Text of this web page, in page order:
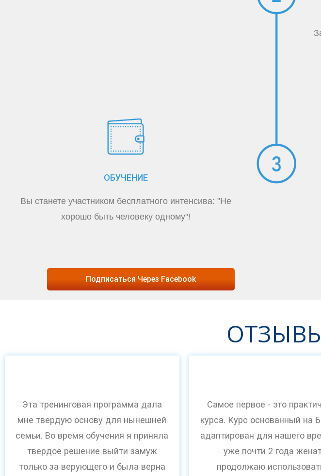
ОБУЧЕНИЕ
Вы станете участником бесплатного интенсива: "Не
хорошо быть человеку одному"!
Подписаться Через Facebook
Эта тренинговая программа дала
мне твердую основу для нынешней
семьи. Во время обучения я приняла
твердое решение выйти замуж
только за верующего и была верна
Самое первое - это
курса. Курс основанный на
адаптирован для нашего
уже почти 2 года
продолжаю